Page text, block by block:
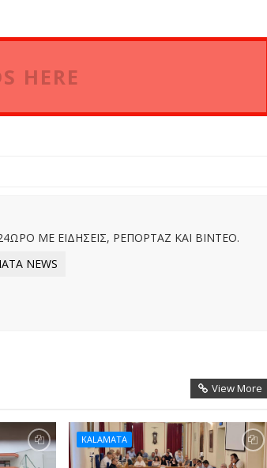
HERE
ΜΕ ΕΙΔΗΣΕΙΣ, ΡΕΠΟΡΤΑΖ ΚΑΙ ΒΙΝΤΕΟ.
NEWS
View More
KALAMATA